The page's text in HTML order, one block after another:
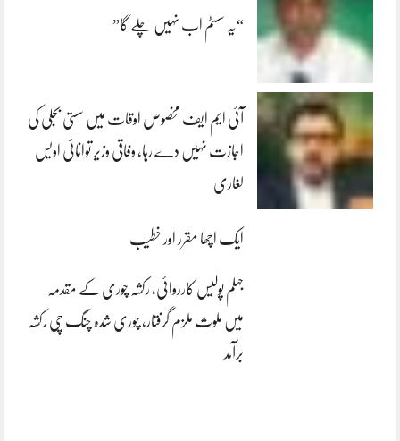
“یہ سسٹم اب نہیں چلے گا”
آئی ایم ایف مخصوص اوقات میں سستی بجلی کی
اجازت نہیں دے رہا، وفاقی وزیر توانائی اویس
لغاری
ایک اچھا مقرر اور خطیب
جہلم پولیس کارروائی، رکشہ چوری کے مقدمہ
میں ملوث ملزم گرفتار، چوری شدہ چنگ چی رکشہ
برآمد